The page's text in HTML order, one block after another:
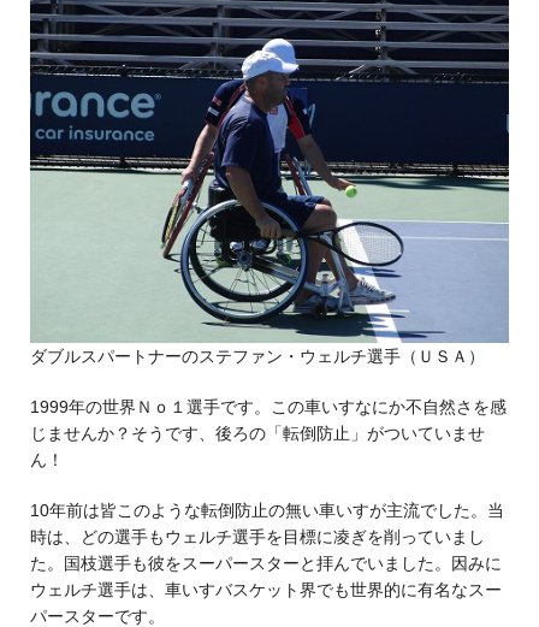
ダブルスパートナーのステファン・ウェルチ選手（ＵＳＡ）
1999年の世界Ｎｏ１選手です。この車いすなにか不自然さを感
じませんか？そうです、後ろの「転倒防止」がついていませ
ん！
10年前は皆このような転倒防止の無い車いすが主流でした。当
時は、どの選手もウェルチ選手を目標に凌ぎを削っていまし
た。国枝選手も彼をスーパースターと拝んでいました。因みに
ウェルチ選手は、車いすバスケット界でも世界的に有名なスー
パースターです。